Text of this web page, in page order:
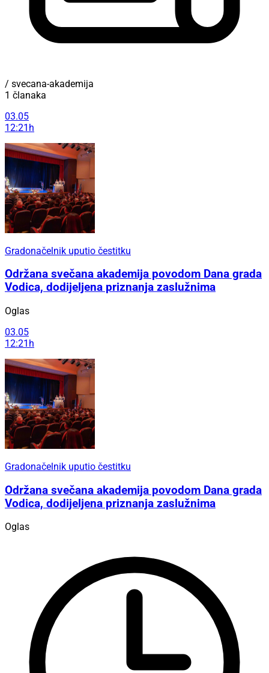
/ svecana-akademija
1 članaka
03.05
12:21h
Gradonačelnik uputio čestitku
Održana svečana akademija povodom Dana grada
Vodica, dodijeljena priznanja zaslužnima
Oglas
03.05
12:21h
Gradonačelnik uputio čestitku
Održana svečana akademija povodom Dana grada
Vodica, dodijeljena priznanja zaslužnima
Oglas